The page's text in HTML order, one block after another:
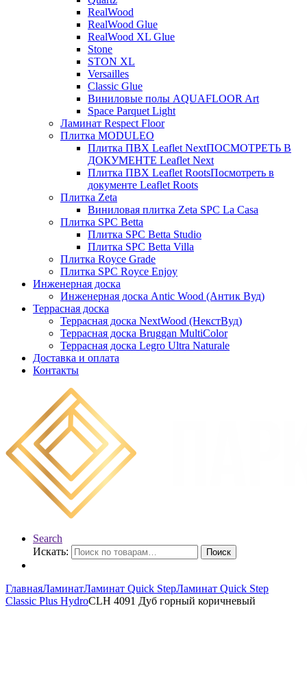
RealWood
RealWood Glue
RealWood XL Glue
Stone
STON XL
Versailles
Classic Glue
Виниловые полы AQUAFLOOR Art
Space Parquet Light
Ламинат Respect Floor
Плитка MODULEO
Плитка ПВХ Leaflet NextПОСМОТРЕТЬ В
ДОКУМЕНТЕ Leaflet Next
Плитка ПВХ Leaflet RootsПосмотреть в
документе Leaflet Roots
Плитка Zeta
Виниловая плитка Zeta SPC La Casa
Плитка SPC Betta
Плитка SPC Betta Studio
Плитка SPC Betta Villa
Плитка Royce Grade
Плитка SPC Royce Enjoy
Инженерная доска
Инженерная доска Antic Wood (Антик Вуд)
Террасная доска
Террасная доска NextWood (НекстВуд)
Террасная доска Bruggan MultiColor
Террасная доска Legro Ultra Naturale
Доставка и оплата
Контакты
Search
Искать:
Поиск
ГлавнаяЛаминатЛаминат Quick StepЛаминат Quick Step
Classic Plus HydroCLH 4091 Дуб горный коричневый